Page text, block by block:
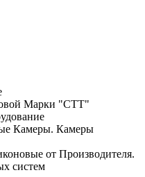
Марки "СТТ"
Камеры. Камеры
от Производителя.
систем